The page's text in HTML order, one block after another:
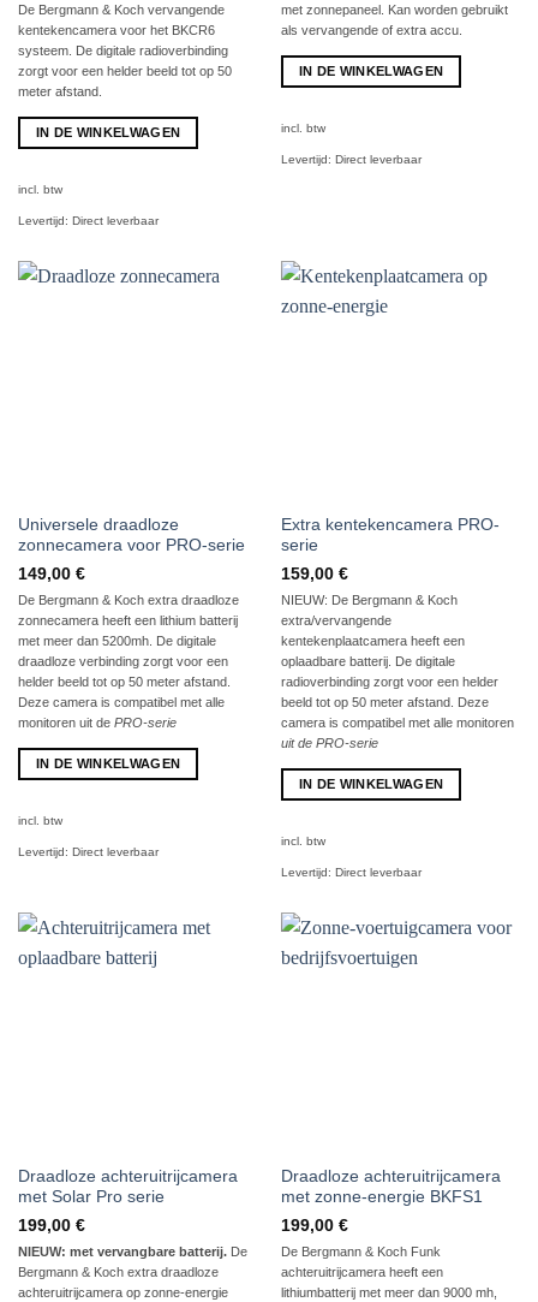
De Bergmann & Koch vervangende
kentekencamera voor het BKCR6
systeem. De digitale radioverbinding
zorgt voor een helder beeld tot op 50
meter afstand.
IN DE WINKELWAGEN
incl. btw
Levertijd: Direct leverbaar
met zonnepaneel. Kan worden gebruikt
als vervangende of extra accu.
IN DE WINKELWAGEN
incl. btw
Levertijd: Direct leverbaar
Universele draadloze
zonnecamera voor PRO-serie
149,00 €
De Bergmann & Koch extra draadloze
zonnecamera heeft een lithium batterij
met meer dan 5200mh. De digitale
draadloze verbinding zorgt voor een
helder beeld tot op 50 meter afstand.
Deze camera is compatibel met alle
monitoren uit de PRO-serie
IN DE WINKELWAGEN
incl. btw
Levertijd: Direct leverbaar
Extra kentekencamera PRO-
serie
159,00 €
NIEUW: De Bergmann & Koch
extra/vervangende
kentekenplaatcamera heeft een
oplaadbare batterij. De digitale
radioverbinding zorgt voor een helder
beeld tot op 50 meter afstand. Deze
camera is compatibel met alle monitoren
uit de PRO-serie
IN DE WINKELWAGEN
incl. btw
Levertijd: Direct leverbaar
Draadloze achteruitrijcamera
met Solar Pro serie
199,00 €
NIEUW: met vervangbare batterij. De
Bergmann & Koch extra draadloze
achteruitrijcamera op zonne-energie
Draadloze achteruitrijcamera
met zonne-energie BKFS1
199,00 €
De Bergmann & Koch Funk
achteruitrijcamera heeft een
lithiumbatterij met meer dan 9000 mh,